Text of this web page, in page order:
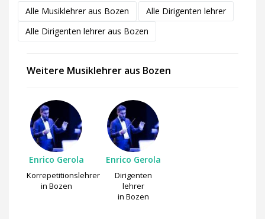
Alle Musiklehrer aus Bozen
Alle Dirigenten lehrer
Alle Dirigenten lehrer aus Bozen
Weitere Musiklehrer aus Bozen
Enrico Gerola
Korrepetitionslehrer
in Bozen
Enrico Gerola
Dirigenten
lehrer
in Bozen